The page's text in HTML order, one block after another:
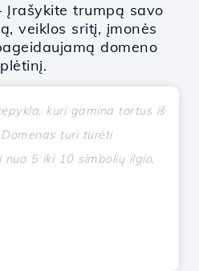
trumpą savo
veiklos sritį, įmonės
domeno
plėtinį.